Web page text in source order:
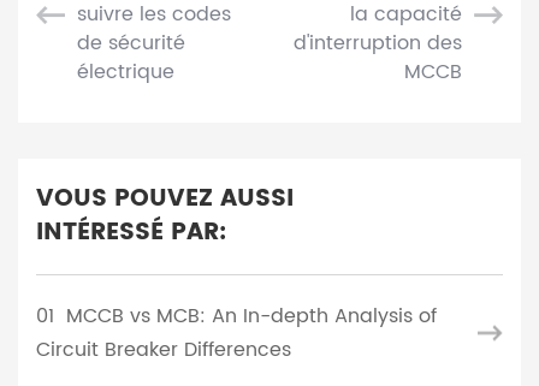
suivre les codes
de sécurité
électrique
la capacité
d'interruption des
MCCB
VOUS POUVEZ AUSSI
INTÉRESSÉ PAR:
01 MCCB vs MCB: An In-depth Analysis of
Circuit Breaker Differences